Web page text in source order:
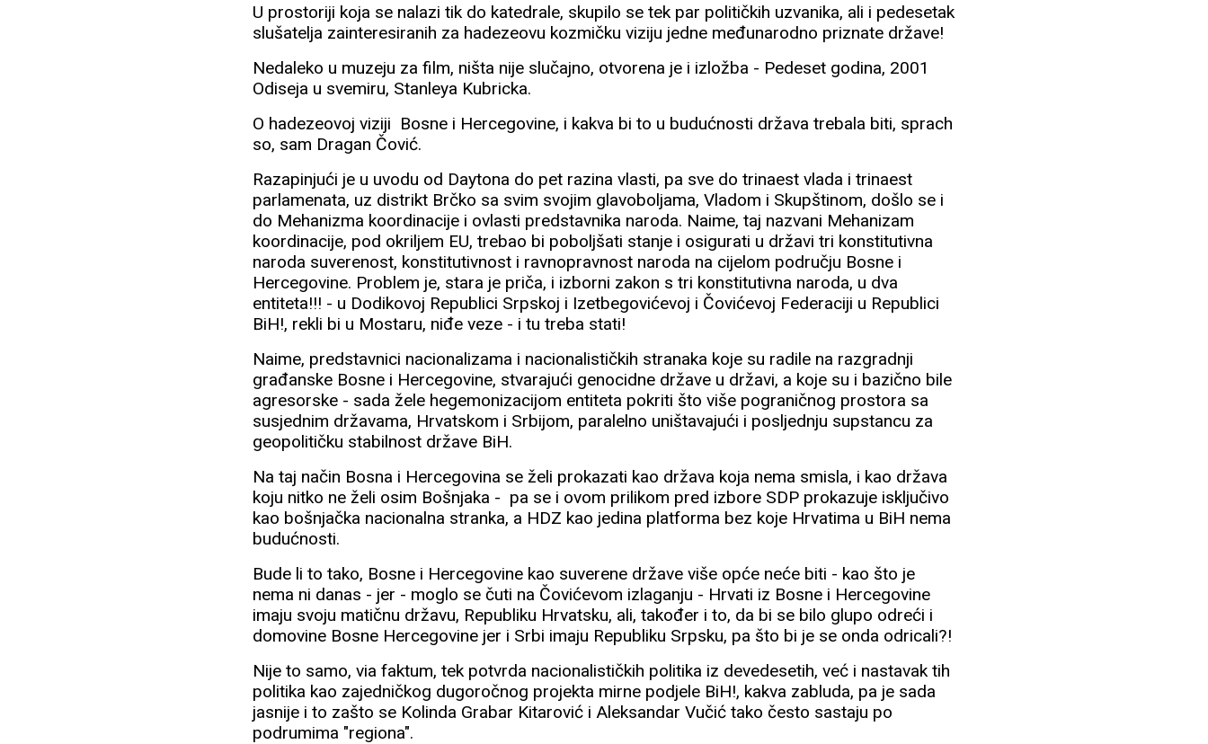
U prostoriji koja se nalazi tik do katedrale, skupilo se tek par političkih uzvanika, ali i pedesetak
slušatelja zainteresiranih za hadezeovu kozmičku viziju jedne međunarodno priznate države!
Nedaleko u muzeju za film, ništa nije slučajno, otvorena je i izložba - Pedeset godina, 2001
Odiseja u svemiru, Stanleya Kubricka.
O hadezeovoj viziji Bosne i Hercegovine, i kakva bi to u budućnosti država trebala biti, sprach
so, sam Dragan Čović.
Razapinjući je u uvodu od Daytona do pet razina vlasti, pa sve do trinaest vlada i trinaest
parlamenata, uz distrikt Brčko sa svim svojim glavoboljama, Vladom i Skupštinom, došlo se i
do Mehanizma koordinacije i ovlasti predstavnika naroda. Naime, taj nazvani Mehanizam
koordinacije, pod okriljem EU, trebao bi poboljšati stanje i osigurati u državi tri konstitutivna
naroda suverenost, konstitutivnost i ravnopravnost naroda na cijelom području Bosne i
Hercegovine. Problem je, stara je priča, i izborni zakon s tri konstitutivna naroda, u dva
entiteta!!! - u Dodikovoj Republici Srpskoj i Izetbegovićevoj i Čovićevoj Federaciji u Republici
BiH!, rekli bi u Mostaru, niđe veze - i tu treba stati!
Naime, predstavnici nacionalizama i nacionalističkih stranaka koje su radile na razgradnji
građanske Bosne i Hercegovine, stvarajući genocidne države u državi, a koje su i bazično bile
agresorske - sada žele hegemonizacijom entiteta pokriti što više pograničnog prostora sa
susjednim državama, Hrvatskom i Srbijom, paralelno uništavajući i posljednju supstancu za
geopolitičku stabilnost države BiH.
Na taj način Bosna i Hercegovina se želi prokazati kao država koja nema smisla, i kao država
koju nitko ne želi osim Bošnjaka - pa se i ovom prilikom pred izbore SDP prokazuje isključivo
kao bošnjačka nacionalna stranka, a HDZ kao jedina platforma bez koje Hrvatima u BiH nema
budućnosti.
Bude li to tako, Bosne i Hercegovine kao suverene države više opće neće biti - kao što je
nema ni danas - jer - moglo se čuti na Čovićevom izlaganju - Hrvati iz Bosne i Hercegovine
imaju svoju matičnu državu, Republiku Hrvatsku, ali, također i to, da bi se bilo glupo odreći i
domovine Bosne Hercegovine jer i Srbi imaju Republiku Srpsku, pa što bi je se onda odricali?!
Nije to samo, via faktum, tek potvrda nacionalističkih politika iz devedesetih, već i nastavak tih
politika kao zajedničkog dugoročnog projekta mirne podjele BiH!, kakva zabluda, pa je sada
jasnije i to zašto se Kolinda Grabar Kitarović i Aleksandar Vučić tako često sastaju po
podrumima "regiona".